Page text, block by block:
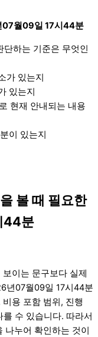
07월09일 17시44분
단하는 기준은 무엇인
가 있는지
있는지
현재 안내되는 내용
이 있는지
볼 때 필요한
44분
이는 문구보다 실제
년07월09일 17시44분
용 포함 범위, 진행
수 있습니다. 따라서
나누어 확인하는 것이